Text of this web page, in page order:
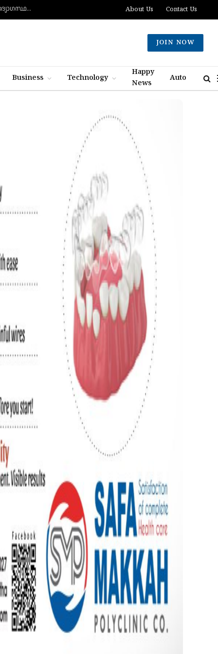
ഇറാന്‍ ഭരണകൂടത്തെ അട്ടിമറിക്കുന്നതില്‍ പരാജയപ്പെട്ടു; മുതിര്‍ന്ന മൊസാദ് ഉദ്യോഗസ്ഥരെ പിരിച്ചുവിട്ടു About Us Contact Us
JOIN NOW
Business Technology
Happy
News
Auto